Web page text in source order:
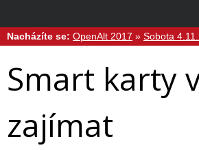
Nacházíte se: OpenAlt 2017 » Sobota
Smart karty
zajímat